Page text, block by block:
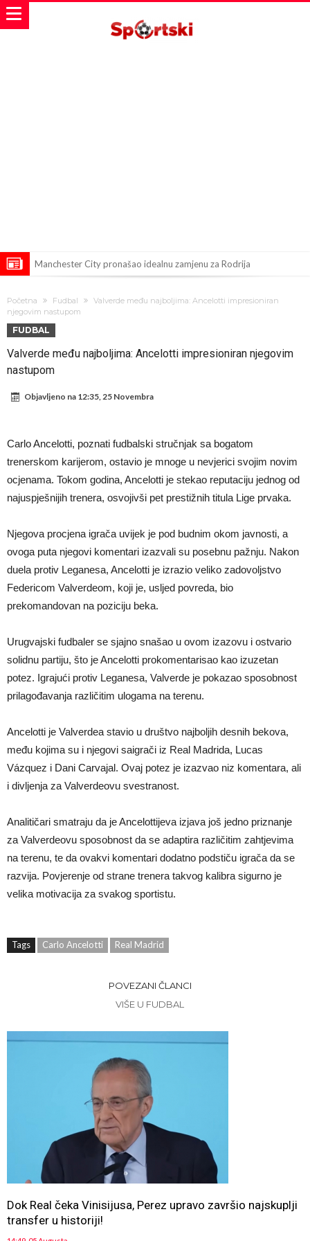
Manchester City pronašao idealnu zamjenu za Rodrija
od njih je Messi, znate li ko je drugi?
Прijelom u transferu Romera? Inter nema dovoljno sredstava,
Atletico prati situaciju.
GOTOVO JE! Čelsi dovodi novog lijevog beka – transfer vrijedan 21
milion eura
Atletico Madrid donosi neočekivanu odluku!
Istina konačno isplivala na površinu! Rodri ponizio Real Madrid kao
niko do sada, bolje je da ne dolazi u Madrid!
Pobijedio Đokovića nakon 0:2 na Rolan Garosu, sada je dao
sramotan komentar na njegov račun
Početna Fudbal
Valverde među najboljima: Ancelotti impresioniran
njegovim nastupom
FUDBAL
Valverde među najboljima: Ancelotti impresioniran njegovim
nastupom
Objavljeno na 12:35, 25 Novembra
Carlo Ancelotti, poznati fudbalski stručnjak sa bogatom
trenerskom karijerom, ostavio je mnoge u nevjerici svojim novim
ocjenama. Tokom godina, Ancelotti je stekao reputaciju jednog od
najuspješnijih trenera, osvojivši pet prestižnih titula Lige prvaka.
Njegova procjena igrača uvijek je pod budnim okom javnosti, a
ovoga puta njegovi komentari izazvali su posebnu pažnju. Nakon
duela protiv Leganesa, Ancelotti je izrazio veliko zadovoljstvo
Federicom Valverdeom, koji je, usljed povreda, bio
prekomandovan na poziciju beka.
Urugvajski fudbaler se sjajno snašao u ovom izazovu i ostvario
solidnu partiju, što je Ancelotti prokomentarisao kao izuzetan
potez. Igrajući protiv Leganesa, Valverde je pokazao sposobnost
prilagođavanja različitim ulogama na terenu.
Ancelotti je Valverdea stavio u društvo najboljih desnih bekova,
među kojima su i njegovi saigrači iz Real Madrida, Lucas
Vázquez i Dani Carvajal. Ovaj potez je izazvao niz komentara, ali
i divljenja za Valverdeovu svestranost.
Analitičari smatraju da je Ancelottijeva izjava još jedno priznanje
za Valverdeovu sposobnost da se adaptira različitim zahtjevima
na terenu, te da ovakvi komentari dodatno podstiču igrača da se
razvija. Povjerenje od strane trenera takvog kalibra sigurno je
velika motivacija za svakog sportistu.
Tags Carlo Ancelotti Real Madrid
POVEZANI ČLANCI
VIŠE U FUDBAL
Dok Real čeka Vinisijusa, Perez upravo završio najskuplji
transfer u historiji!